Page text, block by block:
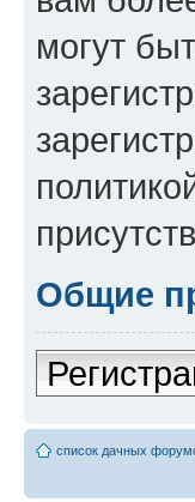
могут
Общие
список дачных